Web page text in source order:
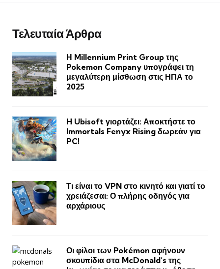
Τελευταία Άρθρα
Η Millennium Print Group της
Pokemon Company υπογράφει τη
μεγαλύτερη μίσθωση στις ΗΠΑ το
2025
H Ubisoft γιορτάζει: Αποκτήστε το
Immortals Fenyx Rising δωρεάν για
PC!
Τι είναι το VPN στο κινητό και γιατί το
χρειάζεσαι; Ο πλήρης οδηγός για
αρχάριους
Οι φίλοι των Pokémon αφήνουν
σκουπίδια στα McDonald’s της